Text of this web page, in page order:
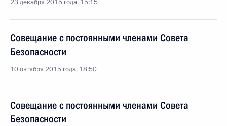
23 декабря 2015 года, 15:15
Совещание с постоянными членами Совета
Безопасности
10 октября 2015 года, 18:50
Совещание с постоянными членами Совета
Безопасности